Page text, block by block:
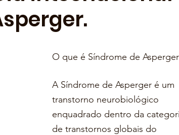
O que é Síndrome de
A Síndrome de Asperger é um
transtorno neurobiológico
enquadrado dentro da
de transtornos globais do